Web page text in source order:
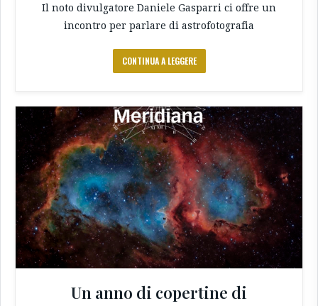
Il noto divulgatore Daniele Gasparri ci offre un
incontro per parlare di astrofotografia
CONTINUA A LEGGERE
Un anno di copertine di